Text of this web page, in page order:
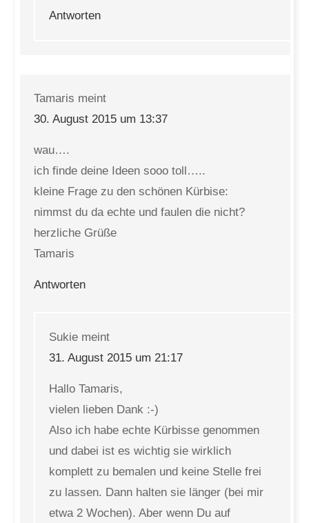
Antworten
Tamaris meint
30. August 2015 um 13:37
wau….
ich finde deine Ideen sooo toll…..
kleine Frage zu den schönen Kürbise:
nimmst du da echte und faulen die nicht?
herzliche Grüße
Tamaris
Antworten
Sukie meint
31. August 2015 um 21:17
Hallo Tamaris,
vielen lieben Dank :-)
Also ich habe echte Kürbisse genommen
und dabei ist es wichtig sie wirklich
komplett zu bemalen und keine Stelle frei
zu lassen. Dann halten sie länger (bei mir
etwa 2 Wochen). Aber wenn Du auf